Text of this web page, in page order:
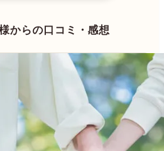
からの口コミ・感想